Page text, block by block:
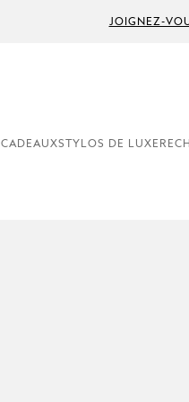
JOIGNEZ-
CADEAUXSTYLOS DE LUXE